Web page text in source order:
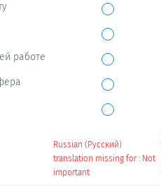
работе
Russian (Русский)
translation missing for : Not
important